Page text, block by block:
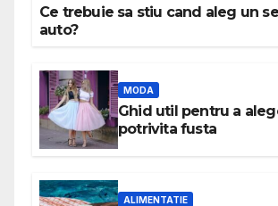
Ce trebuie sa stiu cand aleg un
auto?
MODA
Ghid util pentru a
potrivita fusta
ALIMENTATIE